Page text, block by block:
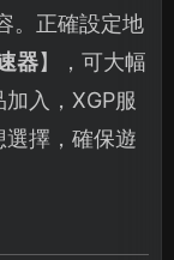
。正確設定地
器】，可大幅
入，XGP服
擇，確保遊